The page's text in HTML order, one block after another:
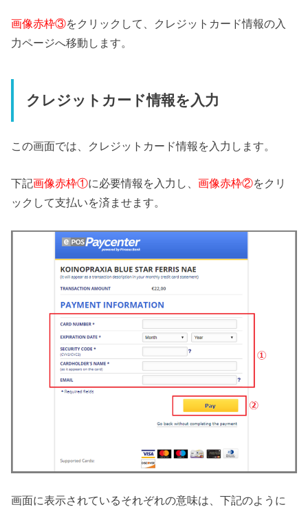
画像赤枠③をクリックして、クレジットカード情報の入
力ページへ移動します。
クレジットカード情報を入力
この画面では、クレジットカード情報を入力します。
下記画像赤枠①に必要情報を入力し、画像赤枠②をクリ
ックして支払いを済ませます。
画面に表示されているそれぞれの意味は、下記のように